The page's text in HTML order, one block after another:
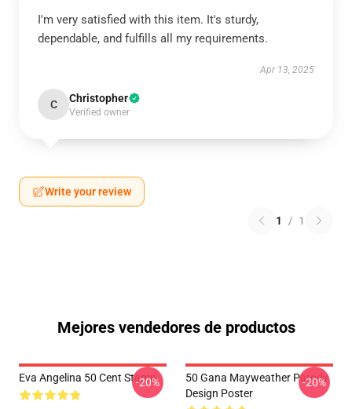
I'm very satisfied with this item. It's sturdy,
dependable, and fulfills all my requirements.
Apr 13, 2025
C Christopher
Verified owner
Write your review
1 / 1
Mejores vendedores de productos
Eva Angelina 50 Cent Stamp
-20%
50 Gana Mayweather Parody
Design Poster
-20%